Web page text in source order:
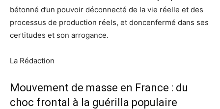
bétonné d’un pouvoir déconnecté de la vie réelle et des
processus de production réels, et doncenfermé dans ses
certitudes et son arrogance.
La Rédaction
Mouvement de masse en France : du
choc frontal à la guérilla populaire